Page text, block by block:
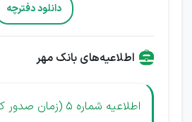
دانلود دفترچه
اطلاعیه‌های بانک مهر
اطلاعیه شماره